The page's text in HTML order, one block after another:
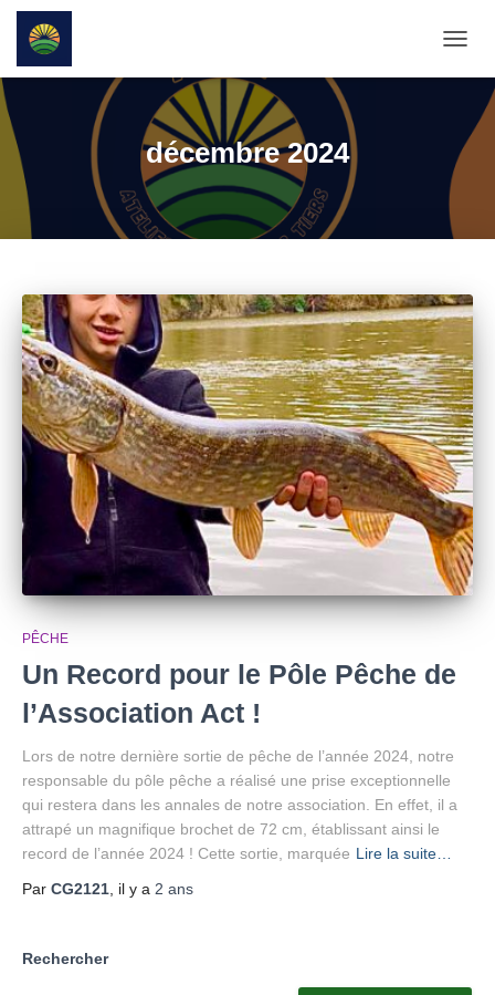
LA
décembre 2024
PÊCHE
Un Record pour le Pôle Pêche de
l’Association Act !
Lors de notre dernière sortie de pêche de l’année 2024, notre
responsable du pôle pêche a réalisé une prise exceptionnelle
qui restera dans les annales de notre association. En effet, il a
attrapé un magnifique brochet de 72 cm, établissant ainsi le
record de l’année 2024 ! Cette sortie, marquée Lire la suite…
Par CG2121 , il y a 2 ans
Rechercher